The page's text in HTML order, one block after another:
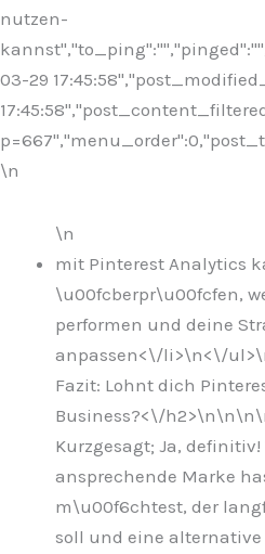
nutzen-
03-29
\n
\n
mit Pinterest Analytics
\u00fcberpr\u00fcfen,
performen und deine
anpassen<\/li>\n<\/
Fazit: Lohnt dich
Business?<\/h2>\n\n\n
Kurzgesagt; Ja,
ansprechende Marke
m\u00f6chtest, der
soll und eine